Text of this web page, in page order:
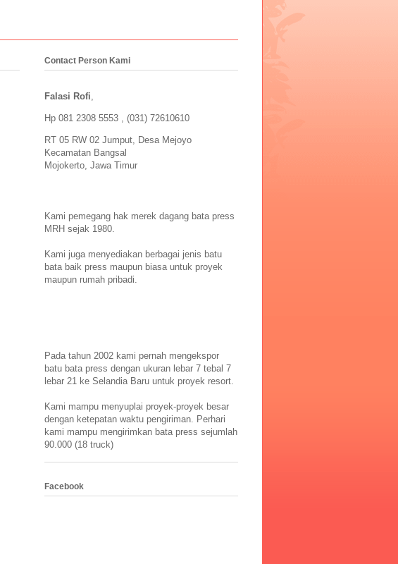
Contact Person Kami
Falasi Rofi
Hp 081 2308 5553 , (031) 72610610
RT 05 RW 02 Jumput, Desa Mejoyo
Kecamatan Bangsal
Mojokerto, Jawa Timur
Kami pemegang hak merek dagang bata press
MRH sejak 1980.
Kami juga menyediakan berbagai jenis batu
bata baik press maupun biasa untuk proyek
maupun rumah pribadi.
Pada tahun 2002 kami pernah mengekspor
batu bata press dengan ukuran lebar 7 tebal 7
lebar 21 ke Selandia Baru untuk proyek resort.
Kami mampu menyuplai proyek-proyek besar
dengan ketepatan waktu pengiriman. Perhari
kami mampu mengirimkan bata press sejumlah
90.000 (18 truck)
Facebook